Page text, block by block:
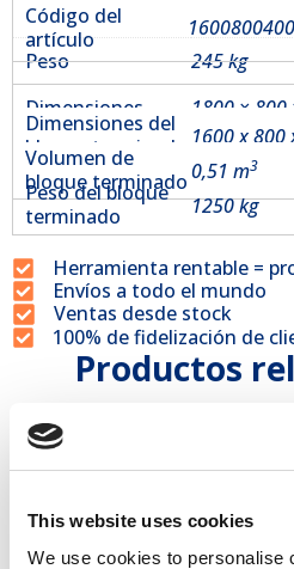
This website uses cookies
We use cookies to personalise
Código del
artículo
Peso
245 kg
Dimensiones
1800 ×
Dimensiones del
bloque terminado
1600 x 800
Volumen de
bloque terminado0,51 m3
Peso del bloque
terminado
1250 kg
Herramienta rentable =
Envíos a todo el mundo
Ventas desde stock
100% de fidelización de
Productos